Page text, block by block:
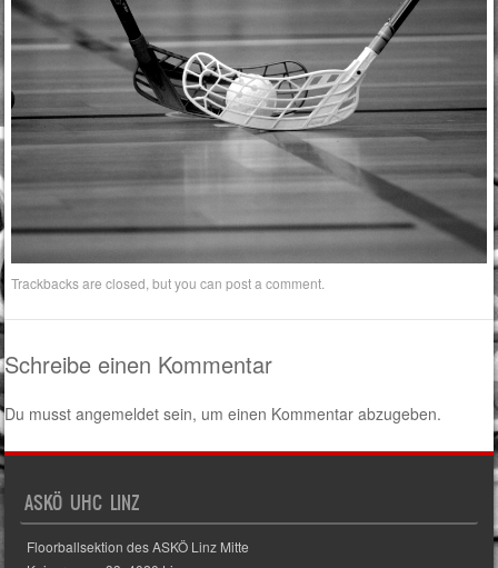
Trackbacks are closed, but you canpost a comment
Schreibe einen Kommentar
Du musstangemeldet sein, um einen Kommentar abzugeben.
ASKÖ UHC LINZ
Floorballsektion des ASKÖ Linz Mitte